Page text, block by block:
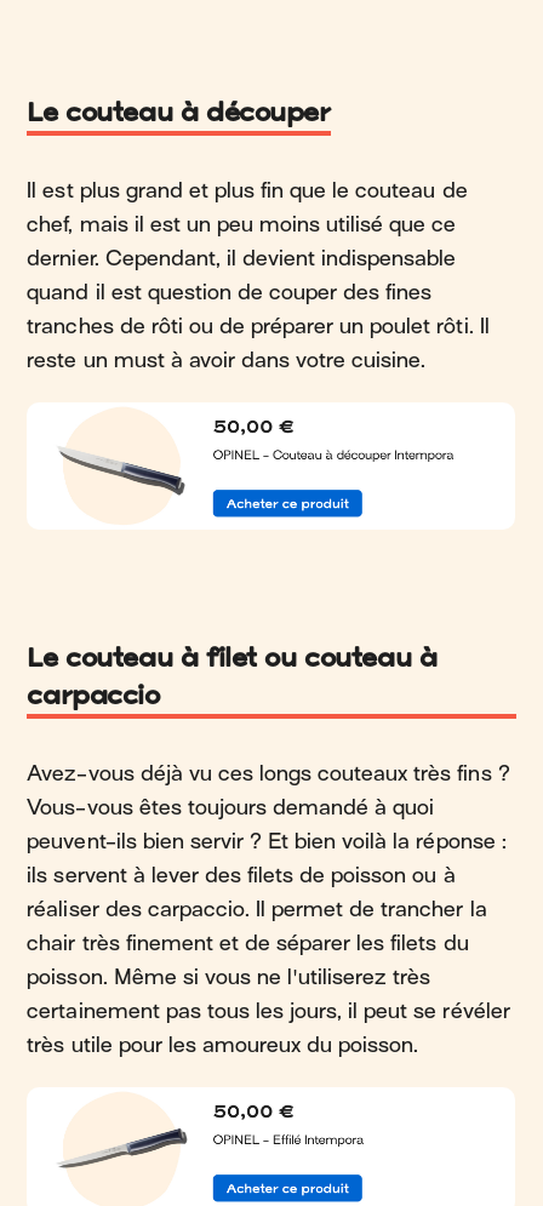
Le couteau à découper
Il est plus grand et plus fin que le couteau de
chef, mais il est un peu moins utilisé que ce
dernier. Cependant, il devient indispensable
quand il est question de couper des fines
tranches de rôti ou de préparer un poulet rôti. Il
reste un must à avoir dans votre cuisine.
Le couteau à filet ou couteau à
carpaccio
Avez-vous déjà vu ces longs couteaux très fins ?
Vous-vous êtes toujours demandé à quoi
peuvent-ils bien servir ? Et bien voilà la réponse :
ils servent à lever des filets de poisson ou à
réaliser des carpaccio. Il permet de trancher la
chair très finement et de séparer les filets du
poisson. Même si vous ne l'utiliserez très
certainement pas tous les jours, il peut se révéler
très utile pour les amoureux du poisson.